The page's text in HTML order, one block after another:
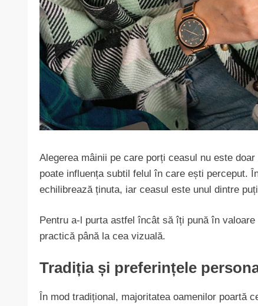
Alegerea mâinii pe care porți ceasul nu este
poate influența subtil felul în care ești perceput.
echilibrează ținuta, iar ceasul este unul dintre
Pentru a-l purta astfel încât să îți pună în
practică până la cea vizuală.
Tradiția și preferințele
În mod tradițional, majoritatea oamenilor poartă